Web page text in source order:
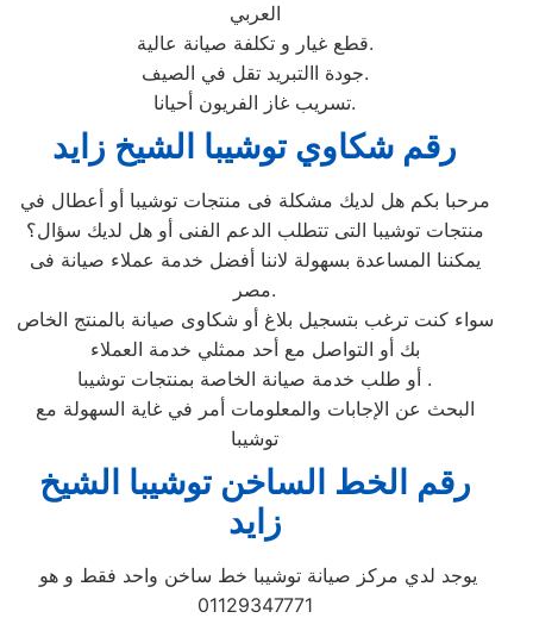
العربي
قطع غيار و تكلفة صيانة عالية.
جودة االتبريد تقل في الصيف.
تسريب غاز الفريون أحيانا.
رقم شكاوي توشيبا الشيخ زايد
مرحبا بكم هل لديك مشكلة فى منتجات توشيبا أو أعطال في
منتجات توشيبا التى تتطلب الدعم الفنى أو هل لديك سؤال؟
يمكننا المساعدة بسهولة لاننا أفضل خدمة عملاء صيانة فى
مصر.
سواء كنت ترغب بتسجيل بلاغ أو شكاوى صيانة بالمنتج الخاص
بك أو التواصل مع أحد ممثلي خدمة العملاء
أو طلب خدمة صيانة الخاصة بمنتجات توشيبا .
البحث عن الإجابات والمعلومات أمر في غاية السهولة مع
توشيبا
رقم الخط الساخن توشيبا الشيخ
زايد
01129347771